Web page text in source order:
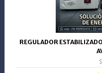
REGULADOR